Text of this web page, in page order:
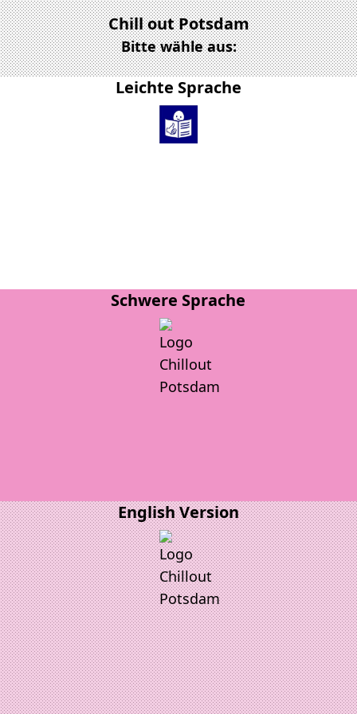
Chill out Potsdam
Bitte wähle aus:
Leichte Sprache
Schwere Sprache
English Version